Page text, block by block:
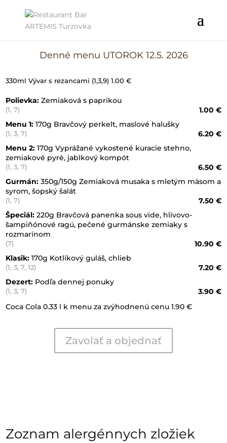
Denné menu UTOROK 12.5. 2026
330ml Vývar s rezancami (1,3,9) 1.00 €
Polievka: Zemiaková s paprikou
(1, 7)
1.00 €
Menu 1: 170g Bravčový perkelt, maslové halušky
(1, 3, 7)
6.20 €
Menu 2: 170g Vyprážané vykostené kuracie stehno,
zemiakové pyré, jablkový kompót
(1, 3, 7)
6.50 €
Gurmán: 350g/150g Zemiaková musaka s mletým mäsom a
syrom, šopský šalát
(1, 7)
7.50 €
Špeciál: 220g Bravčová panenka sous vide, hlivovo-
šampiňónové ragú, pečené gurmánske zemiaky s
rozmarínom
(7)
10.90 €
Klasik: 170g Kotlíkový guláš, chlieb
(1, 3, 7, 12)
7.20 €
Dezert: Podľa dennej ponuky
(1, 3, 7)
3.90 €
Coca Cola 0.33 l k menu za zvýhodnenú cenu 1.90 €
Zavolať a objednať
Zoznam alergénnych zložiek